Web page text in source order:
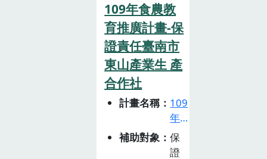
進行觀看，了解
當日營 養午餐
食材的來源，希
望「斗南15食物
日」運動，能深
入學生的生活與
認知，成為 每
踐，注重個人健
康飲食，支持國
109年食農教
育推廣計畫-保
證責任臺南市
東山產業生 產
合作社
計畫名稱
109
年
食
農
補助對象
保
證